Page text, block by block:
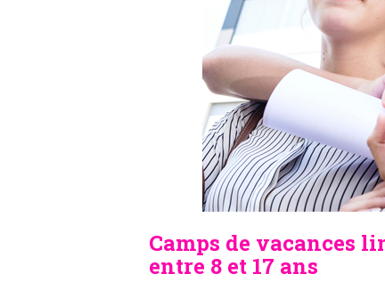
Camps de vacances
entre 8 et 17 ans